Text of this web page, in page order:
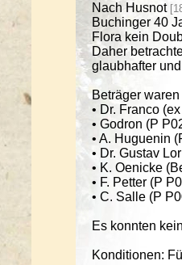
Nach Husnot
Buchinger 40
Flora kein
Daher
glaubhafter
Beträger waren
• Dr. Franco
• Godron (P
• A. Huguenin
• Dr. Gustav
• K. Oenicke
• F. Petter (P
• C. Salle (P
Es konnten
Konditionen: